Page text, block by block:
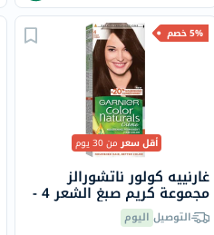
5% خصم
أقل سعرمن 30 يوم
غارنييه كولور ناتشورالز
مجموعة كريم صبغ الشعر 4 -
بنيالتوصيل اليوم